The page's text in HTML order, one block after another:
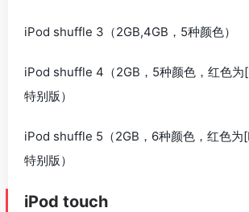
iPod shuffle 3（2GB,4GB，5种颜色）
iPod shuffle 4（2GB，5种颜色，红色为
特别版）
iPod shuffle 5（2GB，6种颜色，红色为
特别版）
iPod touch